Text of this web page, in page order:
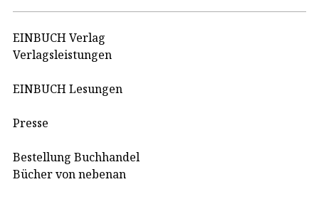
EINBUCH Verlag
Verlagsleistungen
EINBUCH Lesungen
Presse
Bestellung Buchhandel
Bücher von nebenan